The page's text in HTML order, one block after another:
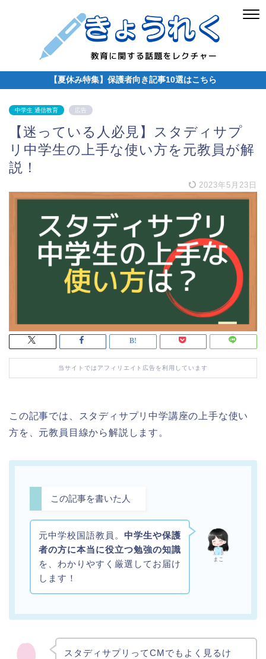
【夏休み特集】保護者向き記事10選はこちら
中学生 通信教育 広告
【迷っている人必見】スタディサプ
リ中学生の上手な使い方を元教員が解
説！
2023年5月23日
当サイトではアフィリエイト広告を利用しています
この記事では、スタディサプリ中学講座の上手な使い
方を、元教員目線から解説します。
この記事を書いた人
まこ
元中学校国語教員。 中学生や保護
者の方に本当に役立つ勉強の知識
を、わかりやすく厳選してお届け
します！
スタディサプリってCMでもよく見るけ